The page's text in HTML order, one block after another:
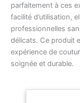
parfaitement à ces
facilité d’utilisation,
professionnelles
délicats. Ce produit
expérience de
soignée et durable.